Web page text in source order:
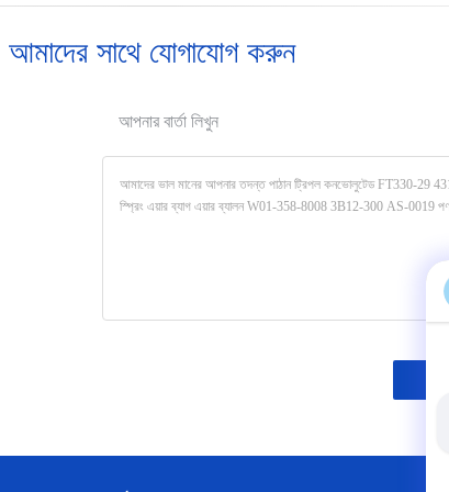
আমাদের সাথে যোগাযোগ করুন
আপনার বার্তা লিখুন